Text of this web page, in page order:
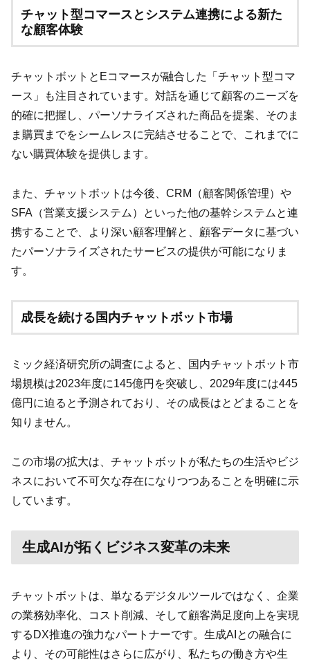
チャット型コマースとシステム連携による新た
な顧客体験
チャットボットとEコマースが融合した「チャット型コマ
ース」も注目されています。対話を通じて顧客のニーズを
的確に把握し、パーソナライズされた商品を提案、そのま
ま購買までをシームレスに完結させることで、これまでに
ない購買体験を提供します。
また、チャットボットは今後、CRM（顧客関係管理）や
SFA（営業支援システム）といった他の基幹システムと連
携することで、より深い顧客理解と、顧客データに基づい
たパーソナライズされたサービスの提供が可能になりま
す。
成長を続ける国内チャットボット市場
ミック経済研究所の調査によると、国内チャットボット市
場規模は2023年度に145億円を突破し、2029年度には445
億円に迫ると予測されており、その成長はとどまることを
知りません。
この市場の拡大は、チャットボットが私たちの生活やビジ
ネスにおいて不可欠な存在になりつつあることを明確に示
しています。
生成AIが拓くビジネス変革の未来
チャットボットは、単なるデジタルツールではなく、企業
の業務効率化、コスト削減、そして顧客満足度向上を実現
するDX推進の強力なパートナーです。生成AIとの融合に
より、その可能性はさらに広がり、私たちの働き方や生